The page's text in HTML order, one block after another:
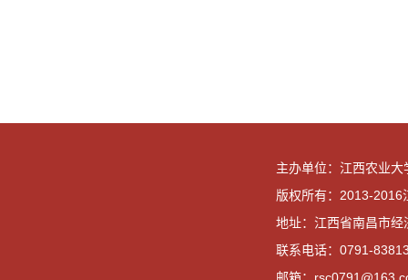
主办单位：江西农业
版权所有：2013-2016
地址：江西省南昌市经
联系电话：0791-